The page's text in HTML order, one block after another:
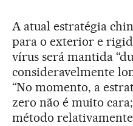
A atual estratégia
para o exterior e
vírus será mantida
consideravelmente
“No momento, a
zero não é muito
método